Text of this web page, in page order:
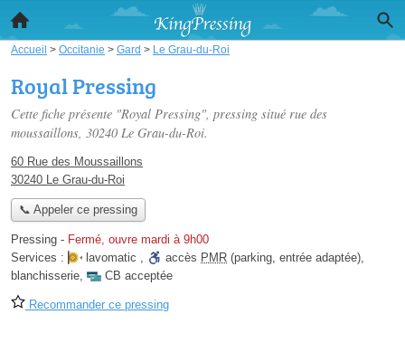
Accueil > Occitanie > Gard > Le Grau-du-Roi
Royal Pressing
Cette fiche présente "Royal Pressing", pressing situé rue des
moussaillons, 30240 Le Grau-du-Roi.
60 Rue des Moussaillons
30240 Le Grau-du-Roi
📞 Appeler ce pressing
Pressing - Fermé, ouvre mardi à 9h00
Services :
lavomatic , accès PMR (parking, entrée adaptée),
blanchisserie, CB acceptée
Recommander ce pressing